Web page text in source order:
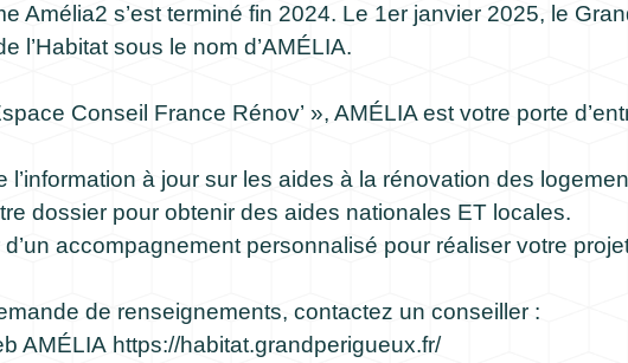
Amélia2 s’est terminé fin 2024. Le 1er janvier 2025, le
l’Habitat sous le nom d’AMÉLIA.
Conseil France Rénov’ », AMÉLIA est votre porte
l’information à jour sur les aides à la rénovation des
dossier pour obtenir des aides nationales ET locales.
accompagnement personnalisé pour réaliser votre
de renseignements, contactez un conseiller :
AMÉLIA https://habitat.grandperigueux.fr/